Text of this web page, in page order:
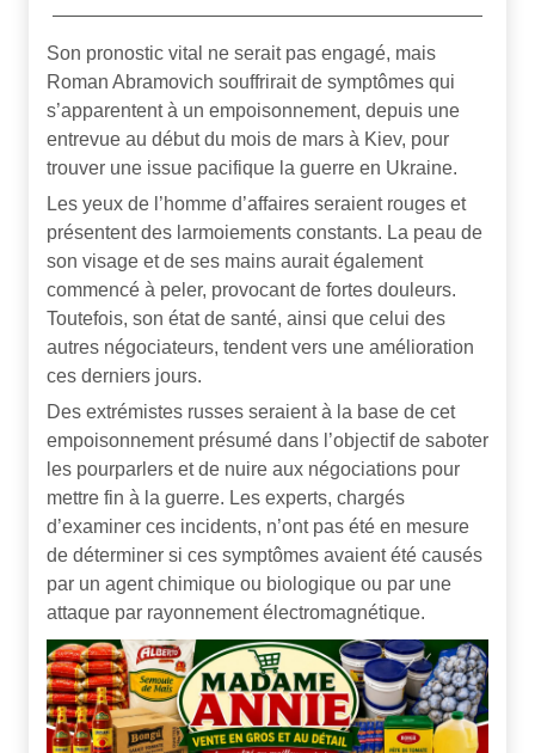
Son pronostic vital ne serait pas engagé, mais
Roman Abramovich souffrirait de symptômes qui
s’apparentent à un empoisonnement, depuis une
entrevue au début du mois de mars à Kiev, pour
trouver une issue pacifique la guerre en Ukraine.
Les yeux de l’homme d’affaires seraient rouges et
présentent des larmoiements constants. La peau de
son visage et de ses mains aurait également
commencé à peler, provocant de fortes douleurs.
Toutefois, son état de santé, ainsi que celui des
autres négociateurs, tendent vers une amélioration
ces derniers jours.
Des extrémistes russes seraient à la base de cet
empoisonnement présumé dans l’objectif de saboter
les pourparlers et de nuire aux négociations pour
mettre fin à la guerre. Les experts, chargés
d’examiner ces incidents, n’ont pas été en mesure
de déterminer si ces symptômes avaient été causés
par un agent chimique ou biologique ou par une
attaque par rayonnement électromagnétique.